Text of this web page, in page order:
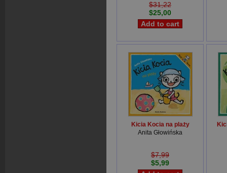
$31,22
$25,00
Kicia Kocia na plaży
Anita Głowińska
$7,99
$5,99